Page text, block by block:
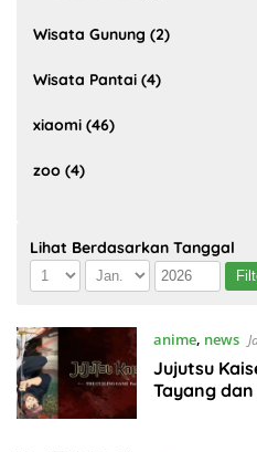
Wisata Gunung (2)
Wisata Pantai (4)
xiaomi (46)
zoo (4)
Lihat Berdasarkan Tanggal
anime, news
Jujutsu
Tayang